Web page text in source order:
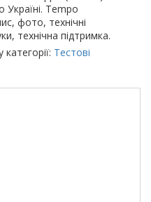
Tempo
фото, технічні
технічна підтримка.
Тестові